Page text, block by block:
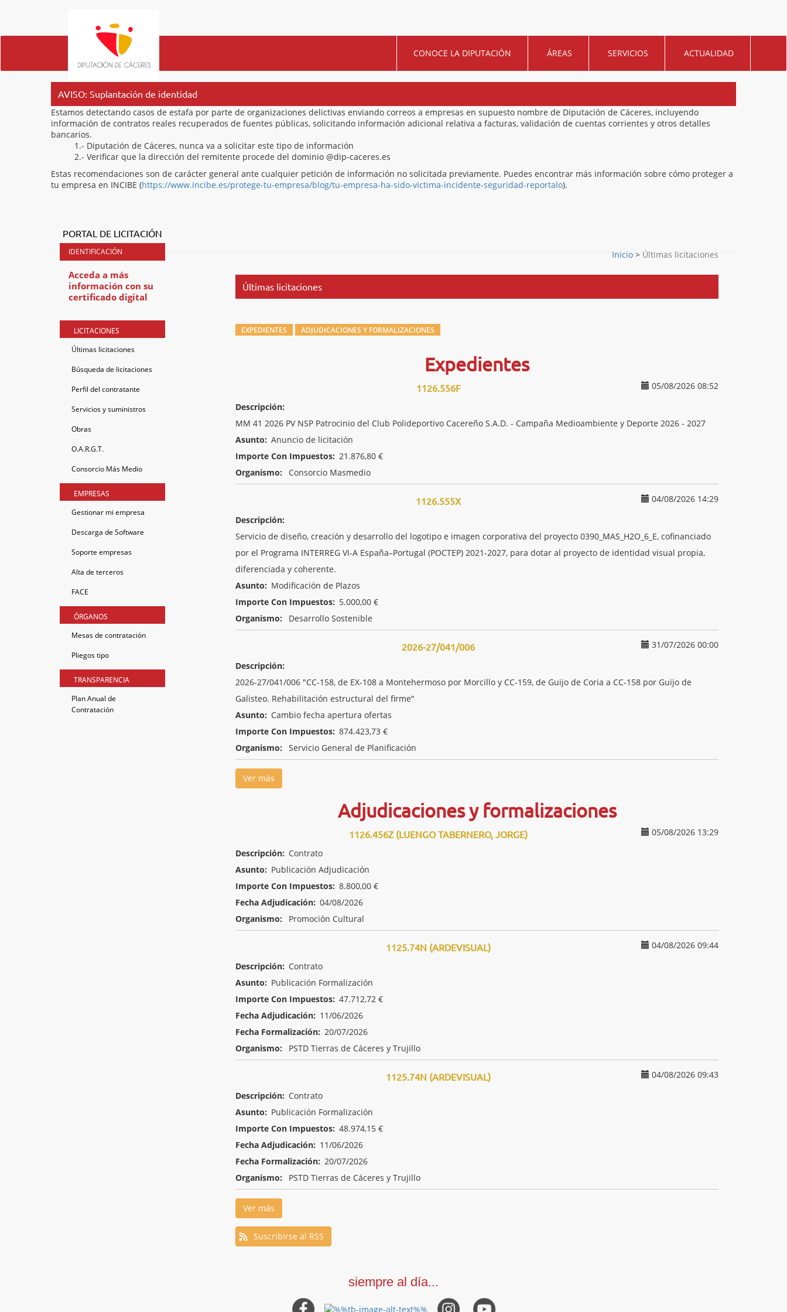
CONOCE LA DIPUTACIÓN ÁREAS SERVICIOS ACTUALIDAD
AVISO: Suplantación de identidad
Estamos detectando casos de estafa por parte de organizaciones delictivas enviando correos a empresas en supuesto nombre de Diputación de Cáceres, incluyendo
información de contratos reales recuperados de fuentes públicas, solicitando información adicional relativa a facturas, validación de cuentas corrientes y otros detalles
bancarios.
1.- Diputación de Cáceres, nunca va a solicitar este tipo de información
2.- Verificar que la dirección del remitente procede del dominio @dip-caceres.es
Estas recomendaciones son de carácter general ante cualquier petición de información no solicitada previamente. Puedes encontrar más información sobre cómo proteger a
tu empresa en INCIBE (https://www.incibe.es/protege-tu-empresa/blog/tu-empresa-ha-sido-victima-incidente-seguridad-reportalo).
PORTAL DE LICITACIÓN
Acceda a más
información con su
certificado digital
LICITACIONES
Últimas licitaciones
Búsqueda de licitaciones
Perfil del contratante
Servicios y suministros
Obras
O.A.R.G.T.
Consorcio Más Medio
EMPRESAS
Gestionar mi empresa
Descarga de Software
Soporte empresas
Alta de terceros
FACE
ÓRGANOS
Mesas de contratación
Pliegos tipo
TRANSPARENCIA
Plan Anual de
Contratación
Inicio > Últimas licitaciones
Últimas licitaciones
EXPEDIENTES ADJUDICACIONES Y FORMALIZACIONES
Expedientes
05/08/2026 08:52
1126.556F
Descripción:
MM 41 2026 PV NSP Patrocinio del Club Polideportivo Cacereño S.A.D. - Campaña Medioambiente y Deporte 2026 - 2027
Asunto: Anuncio de licitación
Importe Con Impuestos: 21.876,80 €
Organismo:
Consorcio Masmedio
04/08/2026 14:29
1126.555X
Descripción:
Servicio de diseño, creación y desarrollo del logotipo e imagen corporativa del proyecto 0390_MAS_H2O_6_E, cofinanciado
por el Programa INTERREG VI-A España–Portugal (POCTEP) 2021-2027, para dotar al proyecto de identidad visual propia,
diferenciada y coherente.
Asunto: Modificación de Plazos
Importe Con Impuestos: 5.000,00 €
Organismo:
Desarrollo Sostenible
31/07/2026 00:00
2026-27/041/006
Descripción:
2026-27/041/006 "CC-158, de EX-108 a Montehermoso por Morcillo y CC-159, de Guijo de Coria a CC-158 por Guijo de
Galisteo. Rehabilitación estructural del firme"
Asunto: Cambio fecha apertura ofertas
Importe Con Impuestos: 874.423,73 €
Organismo:
Servicio General de Planificación
Ver más
Adjudicaciones y formalizaciones
05/08/2026 13:29
1126.456Z (LUENGO TABERNERO, JORGE)
Descripción: Contrato
Asunto: Publicación Adjudicación
Importe Con Impuestos: 8.800,00 €
Fecha Adjudicación: 04/08/2026
Organismo:
Promoción Cultural
04/08/2026 09:44
1125.74N (ARDEVISUAL)
Descripción: Contrato
Asunto: Publicación Formalización
Importe Con Impuestos: 47.712,72 €
Fecha Adjudicación: 11/06/2026
Fecha Formalización: 20/07/2026
Organismo:
PSTD Tierras de Cáceres y Trujillo
04/08/2026 09:43
1125.74N (ARDEVISUAL)
Descripción: Contrato
Asunto: Publicación Formalización
Importe Con Impuestos: 48.974,15 €
Fecha Adjudicación: 11/06/2026
Fecha Formalización: 20/07/2026
Organismo:
PSTD Tierras de Cáceres y Trujillo
Ver más
Suscribirse al RSS
siempre al día...